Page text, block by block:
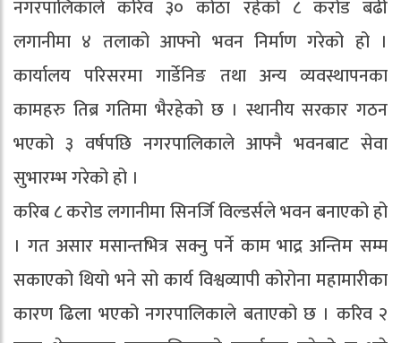
नगरपालिकाले करिव ३० कोठा रहेको ८ करोड बढी
लगानीमा ४ तलाको आफ्नो भवन निर्माण गरेको हो ।
कार्यालय परिसरमा गार्डेनिङ तथा अन्य व्यवस्थापनका
कामहरु तिब्र गतिमा भैरहेको छ । स्थानीय सरकार गठन
भएको ३ वर्षपछि नगरपालिकाले आफ्नै भवनबाट सेवा
सुभारम्भ गरेको हो ।
करिब ८ करोड लगानीमा सिनर्जि विल्डर्सले भवन बनाएको हो
। गत असार मसान्तभित्र सक्नु पर्ने काम भाद्र अन्तिम सम्म
सकाएको थियो भने सो कार्य विश्वव्यापी कोरोना महामारीका
कारण ढिला भएको नगरपालिकाले बताएको छ । करिव २